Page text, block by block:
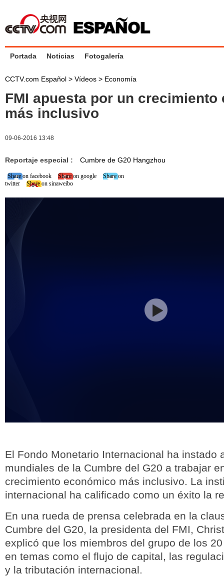
Portada Noticias Fotogalería
CCTV.com Español > Vídeos > Economía
FMI apuesta por un crecimiento
más inclusivo
09-06-2016 13:48
Reportaje especial : Cumbre de G20 Hangzhou
Share on facebook Share on google
Share on
twitter
Share on sinaweibo
El Fondo Monetario Internacional ha instado
mundiales de la Cumbre del G20 a trabajar
crecimiento económico más inclusivo. La
internacional ha calificado como un éxito la
En una rueda de prensa celebrada en la
Cumbre del G20, la presidenta del FMI,
explicó que los miembros del grupo de los
en temas como el flujo de capital, las
y la tributación internacional.